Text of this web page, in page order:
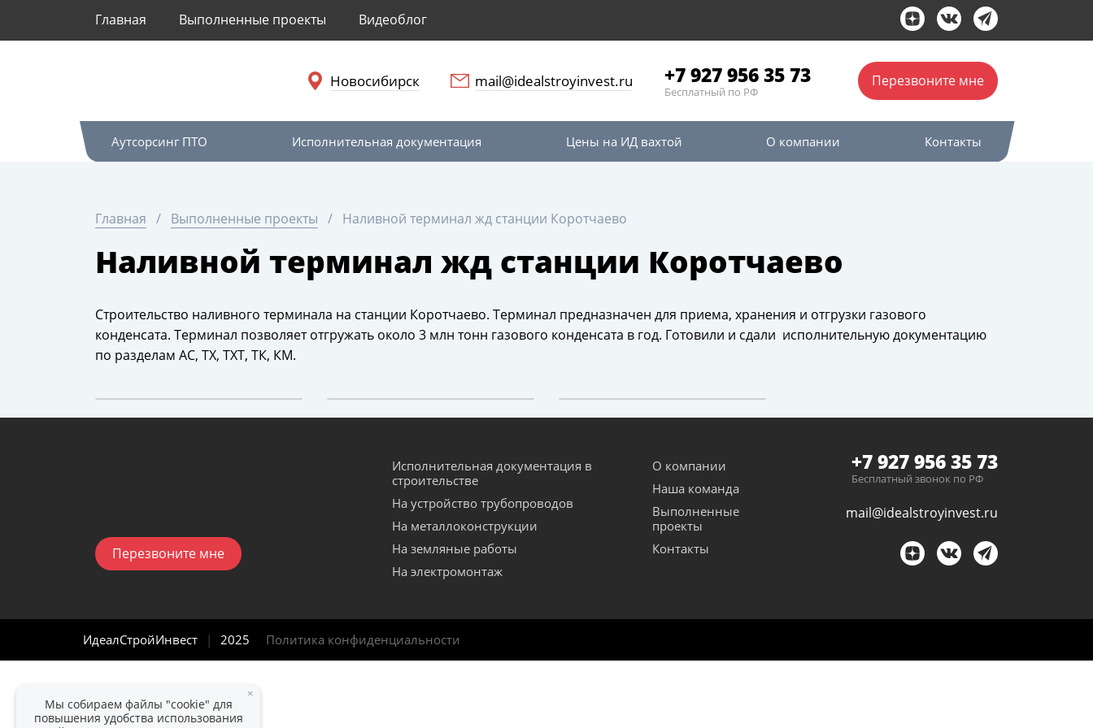
Главная Выполненные проекты Видеоблог
Новосибирск mail@idealstroyinvest.ru +7 927 956 35 73
Бесплатный по РФ
Перезвоните мне
Аутсорсинг ПТО Исполнительная документация Цены на ИД вахтой О компании Контакты
Главная Выполненные проекты Наливной терминал жд станции Коротчаево
Наливной терминал жд станции Коротчаево
Строительство наливного терминала на станции Коротчаево. Терминал предназначен для приема, хранения и отгрузки газового
конденсата. Терминал позволяет отгружать около 3 млн тонн газового конденсата в год. Готовили и сдали исполнительную документацию
по разделам АС, ТХ, ТХТ, ТК, КМ.
Перезвоните мне
Исполнительная документация в
строительстве
На устройство трубопроводов
На металлоконструкции
На земляные работы
На электромонтаж
О компании
Наша команда
Выполненные
проекты
Контакты
+7 927 956 35 73
Бесплатный звонок по РФ
mail@idealstroyinvest.ru
ИдеалСтройИнвест | 2025 Политика конфиденциальности
×
Мы собираем файлы "cookie" для
повышения удобства использования